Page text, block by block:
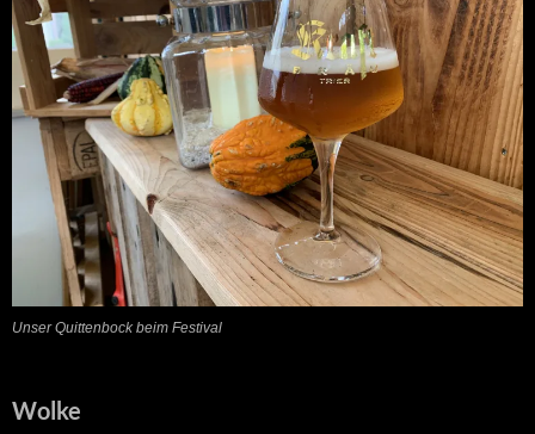
Unser Quittenbock beim Festival
Wolke